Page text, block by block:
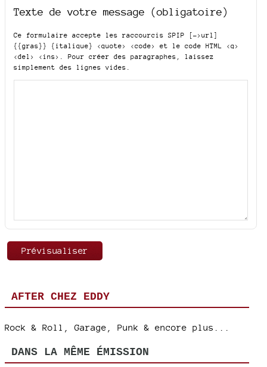
Texte de votre message (obligatoire)
Ce formulaire accepte les raccourcis SPIP
[->url]
{{gras}} {italique} <quote> <code>
et le code HTML <q>
<del> <ins>
. Pour créer des paragraphes, laissez
simplement des lignes vides.
AFTER CHEZ EDDY
Rock & Roll, Garage, Punk & encore plus...
DANS LA MÊME ÉMISSION